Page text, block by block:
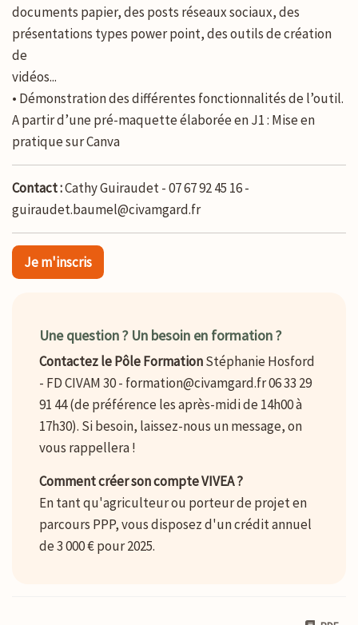
documents papier, des posts réseaux sociaux, des
présentations types power point, des outils de création
de
vidéos...
• Démonstration des différentes fonctionnalités de l’outil.
A partir d’une pré-maquette élaborée en J1 : Mise en
pratique sur Canva
Contact :Cathy Guiraudet- 07 67 92 45 16-
guiraudet.baumel@civamgard.fr
Je m'inscris
Une question ? Un besoin en formation ?
Contactez le Pôle FormationStéphanie Hosford
- FD CIVAM 30 - formation@civamgard.fr 06 33 29
91 44 (de préférence les après-midi de 14h00 à
17h30). Si besoin, laissez-nous un message, on
vous rappellera !
Comment créer son compte VIVEA ?
En tant qu'agriculteur ou porteur de projet en
parcours PPP, vous disposez d'un crédit annuel
de 3 000 € pour 2025.